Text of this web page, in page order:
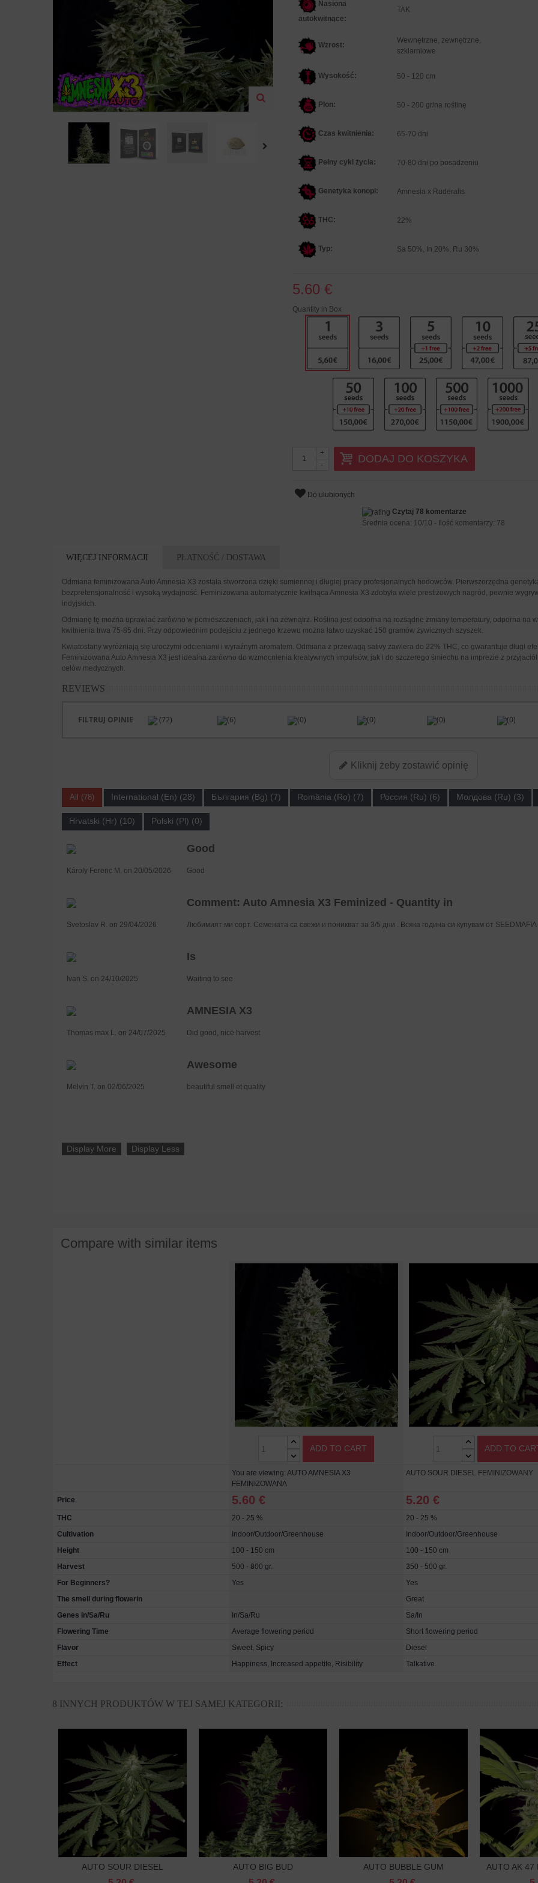
Nasiona
autokwitnące:
TAK
Wzrost:
Wewnętrzne, zewnętrzne,
szklarniowe
Wysokość: 50 - 120 cm
Plon: 50 - 200 gr/na roślinę
Czas kwitnienia: 65-70 dni
Pełny cykl życia: 70-80 dni po posadzeniu
Genetyka konopi: Amnesia x Ruderalis
THC: 22%
Typ: Sa 50%, In 20%, Ru 30%
5.60 €
Quantity in Box
-
+ DODAJ DO KOSZYKA
Do ulubionych
Czytaj 78 komentarze
Średnia ocena: 10/10 - Ilość komentarzy: 78
WIĘCEJ INFORMACJI PŁATNOŚĆ / DOSTAWA
Odmiana feminizowana Auto Amnesia X3 została stworzona dzięki sumiennej i długiej pracy profesjonalnych hodowców. Pierwszorzędna
bezpretensjonalność i wysoką wydajność. Feminizowana automatycznie kwitnąca Amnesia X3 zdobyła wiele prestiżowych nagród, pewnie
indyjskich.
Odmianę tę można uprawiać zarówno w pomieszczeniach, jak i na zewnątrz. Roślina jest odporna na rozsądne zmiany temperatury, odporna na
kwitnienia trwa 75-85 dni. Przy odpowiednim podejściu z jednego krzewu można łatwo uzyskać 150 gramów żywicznych szyszek.
Kwiatostany wyróżniają się uroczymi odcieniami i wyraźnym aromatem. Odmiana z przewagą sativy zawiera do 22% THC, co gwarantuje długi
Feminizowana Auto Amnesia X3 jest idealna zarówno do wzmocnienia kreatywnych impulsów, jak i do szczerego śmiechu na imprezie z
celów medycznych.
REVIEWS
FILTRUJ OPINIE (72) (6) (0) (0) (0) (0)
Kliknij żeby zostawić opinię
All (78) International (En) (28) България (Bg) (7) România (Ro) (7) Россия (Ru) (6) Молдова (Ru) (3)
Hrvatski (Hr) (10) Polski (Pl) (0)
Good
Károly Ferenc M. on 20/05/2026 Good
Comment: Auto Amnesia X3 Feminized - Quantity in
Svetoslav R. on 29/04/2026 Любимият ми сорт. Семената са свежи и поникват за 3/5 дни . Всяка година си купувам от
Is
Ivan S. on 24/10/2025 Waiting to see
AMNESIA X3
Thomas max L. on 24/07/2025 Did good, nice harvest
Awesome
Melvin T. on 02/06/2025 beautiful smell et quality
Display More Display Less
Compare with similar items
ADD TO CART ADD TO
You are viewing: AUTO AMNESIA X3
FEMINIZOWANA
AUTO SOUR DIESEL FEMINIZOWANY
Price 5.60 € 5.20 €
THC 20 - 25 % 20 - 25 %
Cultivation
Indoor/Outdoor/Greenhouse Indoor/Outdoor/Greenhouse
Height
100 - 150 cm 100 - 150 cm
Harvest
500 - 800 gr. 350 - 500 gr.
For Beginners?
Yes Yes
The smell during flowerin
Great
Genes In/Sa/Ru
In/Sa/Ru Sa/In
Flowering Time
Average flowering period Short flowering period
Flavor
Sweet, Spicy Diesel
Effect
Happiness, Increased appetite, Risibility Talkative
8 INNYCH PRODUKTÓW W TEJ SAMEJ KATEGORII:
Do koszyka
AUTO SOUR DIESEL
FEMINIZOWANY
Do koszyka
AUTO BIG BUD
FEMINIZOWANE
Do koszyka
AUTO BUBBLE GUM
FEMINIZOWANA
AUTO AK 47